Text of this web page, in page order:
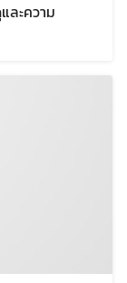
ละความ